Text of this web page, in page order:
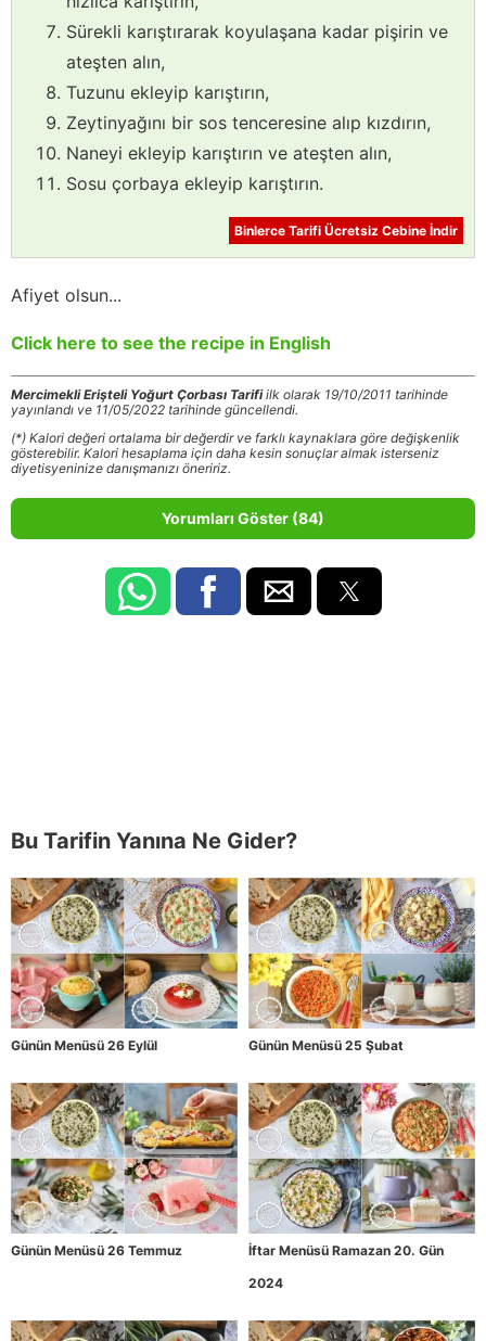
Sürekli karıştırarak koyulaşana kadar pişirin ve
ateşten alın,
Tuzunu ekleyip karıştırın,
Zeytinyağını bir sos tenceresine alıp kızdırın,
Naneyi ekleyip karıştırın ve ateşten alın,
Sosu çorbaya ekleyip karıştırın.
Binlerce Tarifi Ücretsiz Cebine İndir
Afiyet olsun...
Click here to see the recipe in English
Mercimekli Erişteli Yoğurt Çorbası Tarifiilk olarak 19/10/2011 tarihinde
yayınlandı ve 11/05/2022 tarihinde güncellendi.
(*) Kalori değeri ortalama bir değerdir ve farklı kaynaklara göre değişkenlik
gösterebilir. Kalori hesaplama için daha kesin sonuçlar almak isterseniz
diyetisyeninize danışmanızı öneririz.
Yorumları Göster (84)
Bu Tarifin Yanına Ne Gider?
Günün Menüsü 26 Eylül Günün Menüsü 25 Şubat
Günün Menüsü 26 Temmuz
İftar Menüsü Ramazan 20. Gün
2024